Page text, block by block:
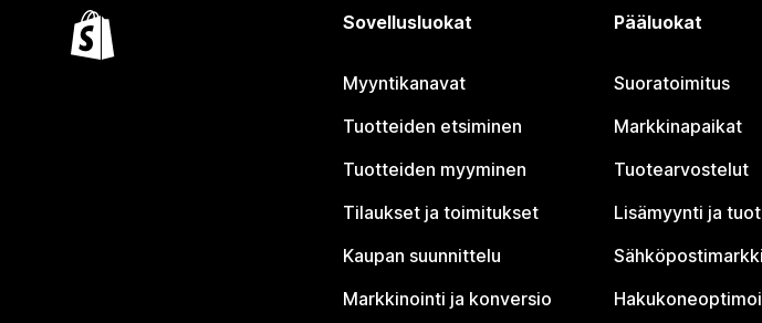
Sovellusluokat
Myyntikanavat
Tuotteiden etsiminen
Tuotteiden myyminen
Tilaukset ja toimitukset
Kaupan suunnittelu
Markkinointi ja konversio
Pääluokat
Suoratoimitus
Markkinapaikat
Tuotearvostelut
Lisämyynti ja